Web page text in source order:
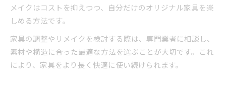
メイクはコストを抑えつつ、自分だけのオリジナル家具を楽
しめる方法です。
家具の調整やリメイクを検討する際は、専門業者に相談し、
素材や構造に合った最適な方法を選ぶことが大切です。これ
により、家具をより長く快適に使い続けられます。